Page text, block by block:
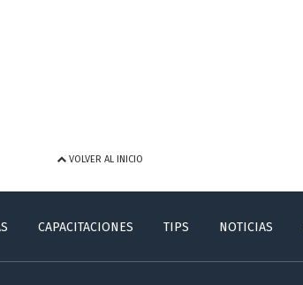
VOLVER AL INICIO
CAPACITACIONES TIPS NOTICIAS